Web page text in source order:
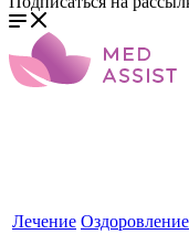
Лечение Оздоровление